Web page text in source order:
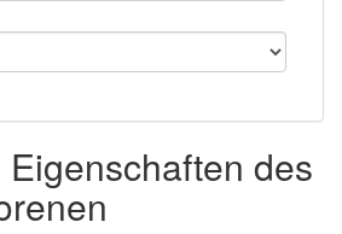
des